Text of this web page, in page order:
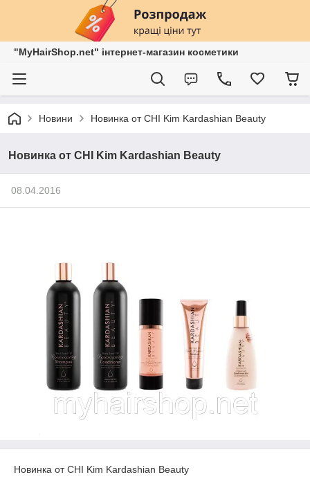
"MyHairShop.net" інтернет-магазин косметики
Новини Новинка от CHI Kim Kardashian Beauty
Новинка от CHI Kim Kardashian Beauty
08.04.2016
Новинка от CHI Kim Kardashian Beauty